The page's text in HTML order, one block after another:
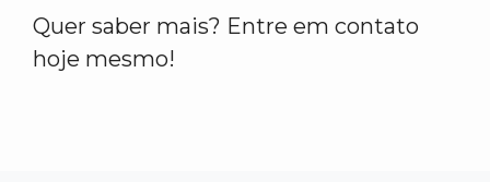
Quer saber mais? Entre em contato
hoje mesmo!